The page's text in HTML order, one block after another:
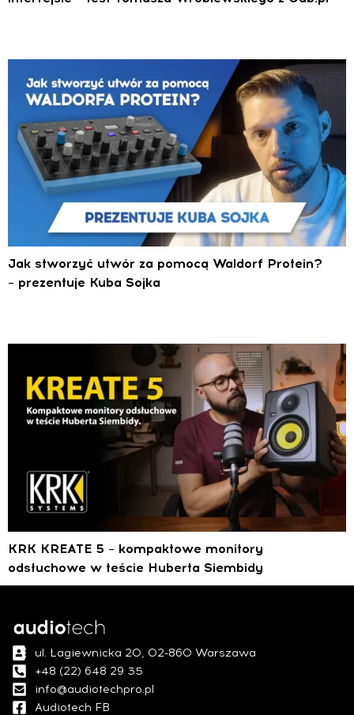
Jak stworzyć utwór za pomocą Waldorf Protein?
– prezentuje Kuba Sojka
KRK KREATE 5 – kompaktowe monitory
odsłuchowe w teście Huberta Siembidy
ul. Łagiewnicka 20, 02-860 Warszawa
+48 (22) 648 29 35
info@audiotechpro.pl
Audiotech FB